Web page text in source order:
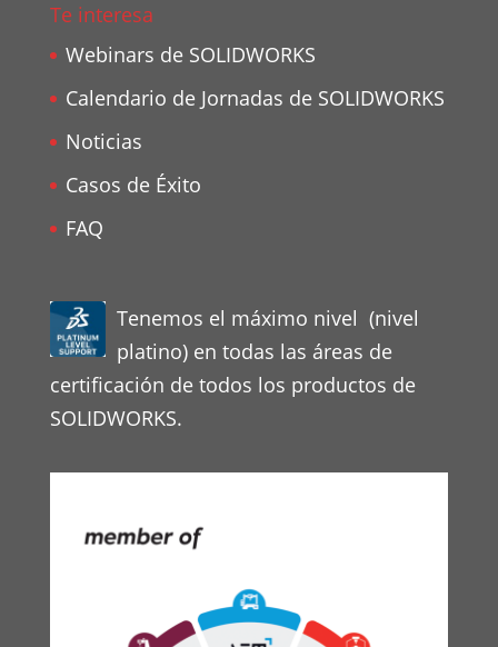
Te interesa
Webinars de SOLIDWORKS
Calendario de Jornadas de SOLIDWORKS
Noticias
Casos de Éxito
FAQ
Tenemos el máximo nivel (nivel
platino) en todas las áreas de
certificación de todos los productos de
SOLIDWORKS.